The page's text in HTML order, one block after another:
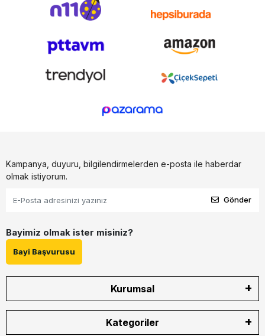
Kampanya, duyuru, bilgilendirmelerden e-posta ile haberdar
olmak istiyorum.
Gönder
Bayimiz olmak ister misiniz?
Bayi Başvurusu
Kurumsal
Kategoriler